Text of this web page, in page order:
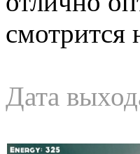
смотрится
Дата